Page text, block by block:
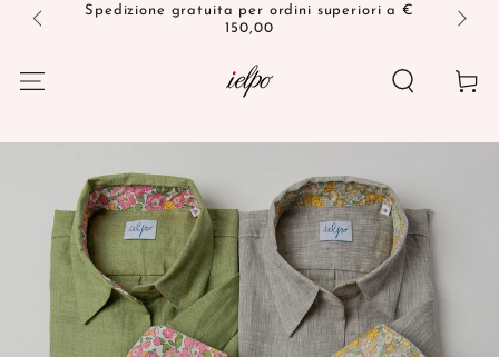
PASSA AL
Spedizione gratuita per ordini superiori a €
150,00
Carello